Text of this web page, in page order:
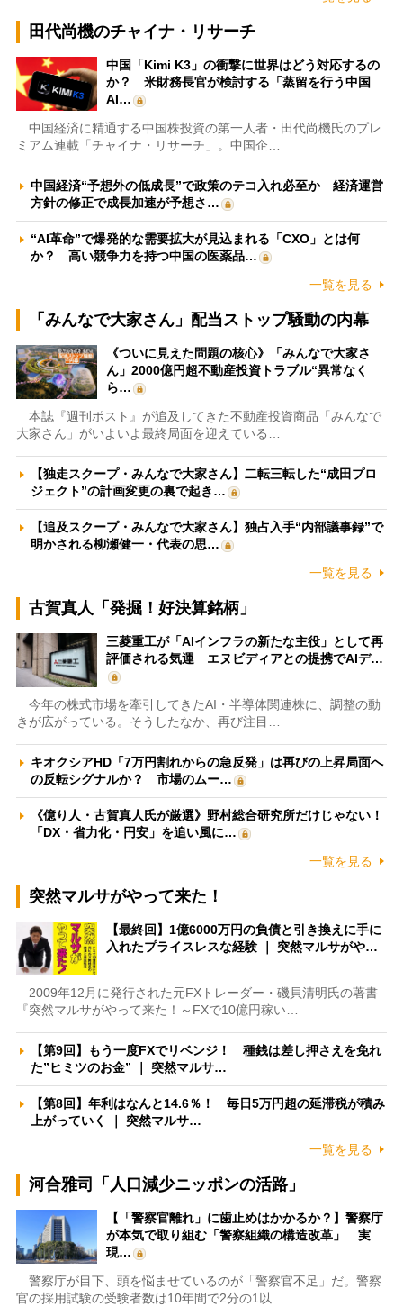
田代尚機のチャイナ・リサーチ
中国「Kimi K3」の衝撃に世界はどう対応するの
か？ 米財務長官が検討する「蒸留を行う中国
AI…
中国経済に精通する中国株投資の第一人者・田代尚機氏のプレ
ミアム連載「チャイナ・リサーチ」。中国企…
中国経済“予想外の低成長”で政策のテコ入れ必至か 経済運営
方針の修正で成長加速が予想さ…
“AI革命”で爆発的な需要拡大が見込まれる「CXO」とは何
か？ 高い競争力を持つ中国の医薬品…
一覧を見る
「みんなで大家さん」配当ストップ騒動の内幕
《ついに見えた問題の核心》「みんなで大家さ
ん」2000億円超不動産投資トラブル“異常なく
ら…
本誌『週刊ポスト』が追及してきた不動産投資商品「みんなで
大家さん」がいよいよ最終局面を迎えている…
【独走スクープ・みんなで大家さん】二転三転した“成田プロ
ジェクト”の計画変更の裏で起き…
【追及スクープ・みんなで大家さん】独占入手“内部議事録”で
明かされる柳瀬健一・代表の思…
一覧を見る
古賀真人「発掘！好決算銘柄」
三菱重工が「AIインフラの新たな主役」として再
評価される気運 エヌビディアとの提携でAIデ…
今年の株式市場を牽引してきたAI・半導体関連株に、調整の動
きが広がっている。そうしたなか、再び注目…
キオクシアHD「7万円割れからの急反発」は再びの上昇局面へ
の反転シグナルか？ 市場のムー…
《億り人・古賀真人氏が厳選》野村総合研究所だけじゃない！
「DX・省力化・円安」を追い風に…
一覧を見る
突然マルサがやって来た！
【最終回】1億6000万円の負債と引き換えに手に
入れたプライスレスな経験 ｜ 突然マルサがや…
2009年12月に発行された元FXトレーダー・磯貝清明氏の著書
『突然マルサがやって来た！～FXで10億円稼い…
【第9回】もう一度FXでリベンジ！ 種銭は差し押さえを免れ
た”ヒミツのお金” ｜ 突然マルサ…
【第8回】年利はなんと14.6％！ 毎日5万円超の延滞税が積み
上がっていく ｜ 突然マルサ…
一覧を見る
河合雅司「人口減少ニッポンの活路」
【「警察官離れ」に歯止めはかかるか？】警察庁
が本気で取り組む「警察組織の構造改革」 実
現…
警察庁が目下、頭を悩ませているのが「警察官不足」だ。警察
官の採用試験の受験者数は10年間で2分の1以…